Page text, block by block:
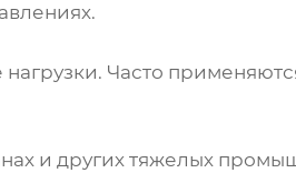
Часто
и других тяжелых